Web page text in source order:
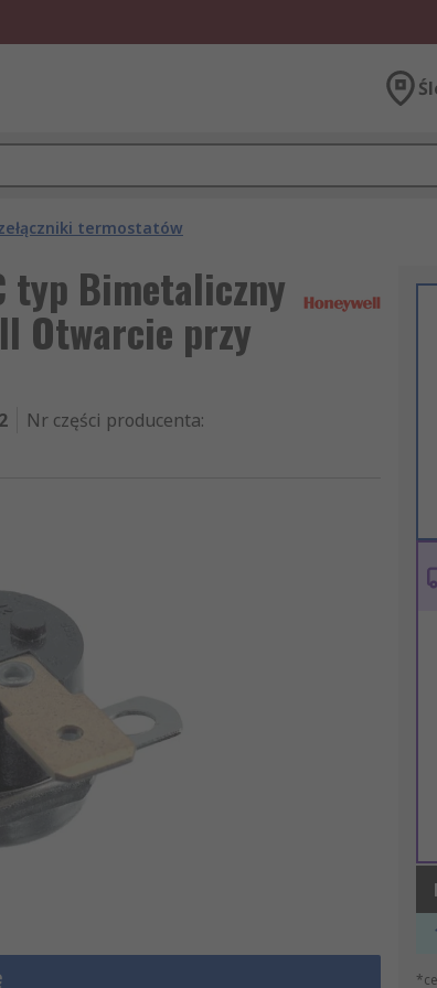
termostatów
typ Bimetaliczny
Otwarcie przy
Nr części producenta: